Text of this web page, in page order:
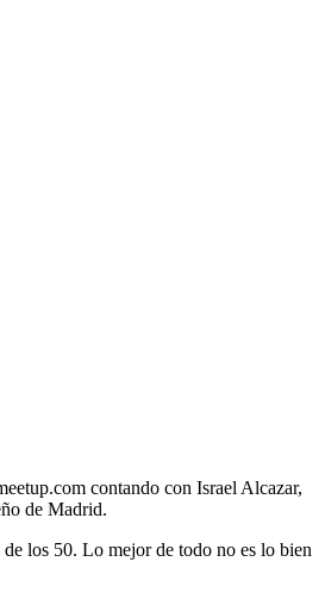
contando con Israel Alcazar,
de Madrid.
los 50. Lo mejor de todo no es lo bien